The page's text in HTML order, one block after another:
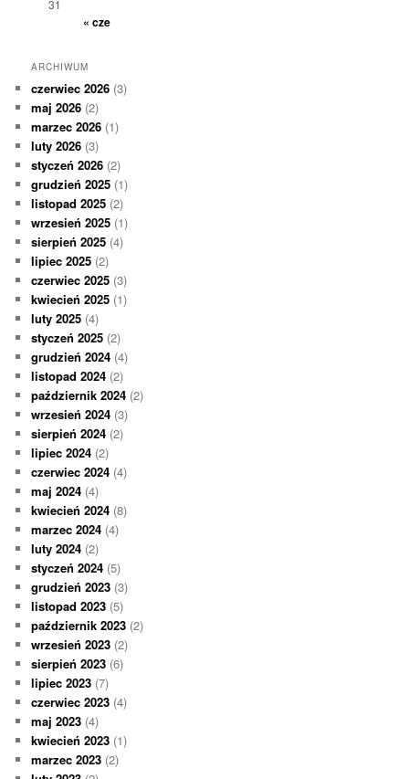
31
« cze
ARCHIWUM
czerwiec 2026 (3)
maj 2026 (2)
marzec 2026 (1)
luty 2026 (3)
styczeń 2026 (2)
grudzień 2025 (1)
listopad 2025 (2)
wrzesień 2025 (1)
sierpień 2025 (4)
lipiec 2025 (2)
czerwiec 2025 (3)
kwiecień 2025 (1)
luty 2025 (4)
styczeń 2025 (2)
grudzień 2024 (4)
listopad 2024 (2)
październik 2024 (2)
wrzesień 2024 (3)
sierpień 2024 (2)
lipiec 2024 (2)
czerwiec 2024 (4)
maj 2024 (4)
kwiecień 2024 (8)
marzec 2024 (4)
luty 2024 (2)
styczeń 2024 (5)
grudzień 2023 (3)
listopad 2023 (5)
październik 2023 (2)
wrzesień 2023 (2)
sierpień 2023 (6)
lipiec 2023 (7)
czerwiec 2023 (4)
maj 2023 (4)
kwiecień 2023 (1)
marzec 2023 (2)